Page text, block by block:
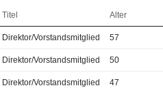
Titel Alter
Direktor/Vorstandsmitglied 57
Direktor/Vorstandsmitglied 50
Direktor/Vorstandsmitglied 47